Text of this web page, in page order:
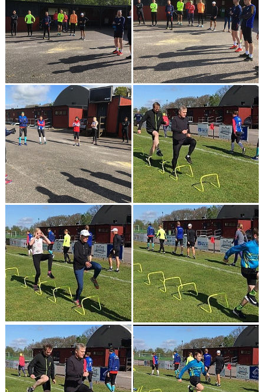
KONTAKT
LÄNKAR
INTERNA TÄVLINGAR
GIFT GENARPS IF TRAIL 2026
ANMÄLAN TILL LÖPGRUPPEN